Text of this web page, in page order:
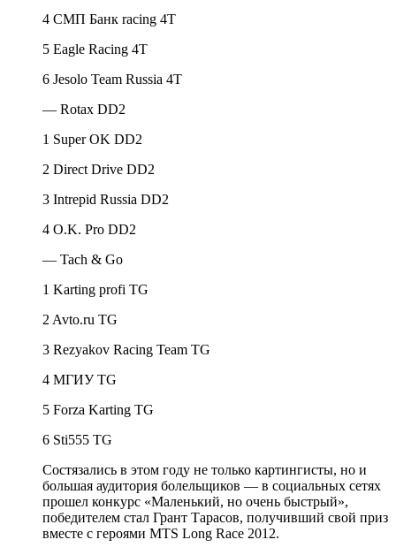
4 CMП Банк racing 4T
5 Eagle Racing 4T
6 Jesolo Team Russia 4T
— Rotax DD2
1 Super OK DD2
2 Direct Drive DD2
3 Intrepid Russia DD2
4 O.K. Pro DD2
— Tach & Go
1 Karting profi TG
2 Avto.ru TG
3 Rezyakov Racing Team TG
4 МГИУ TG
5 Forza Karting TG
6 Sti555 TG
Состязались в этом году не только картингисты, но и
большая аудитория болельщиков — в социальных сетях
прошел конкурс «Маленький, но очень быстрый»,
победителем стал Грант Тарасов, получивший свой приз
вместе с героями MTS Long Race 2012.